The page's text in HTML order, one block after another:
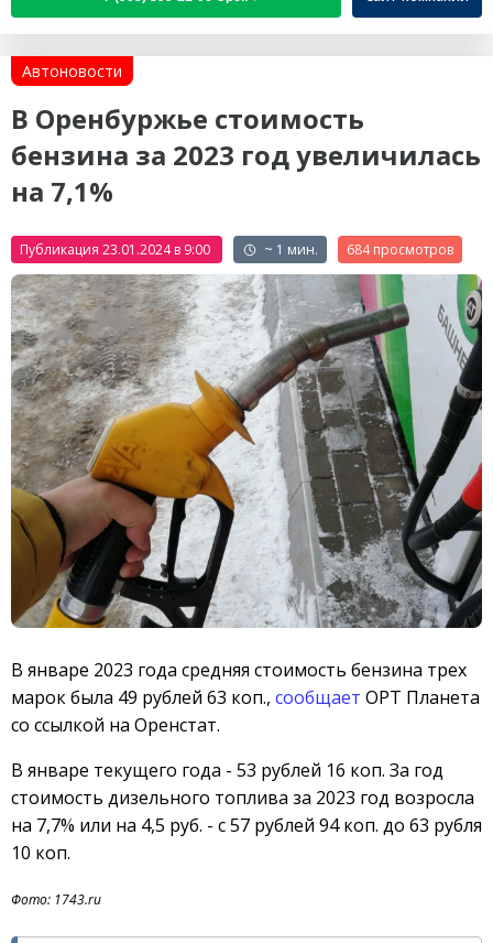
Автоновости
В Оренбуржье стоимость
бензина за 2023 год увеличилась
на 7,1%
Публикация 23.01.2024 в 9:00 ~ 1 мин. 684
В январе 2023 года средняя стоимость бензина трех
марок была 49 рублей 63 коп., сообщает ОРТ Планета
со ссылкой на Оренстат.
В январе текущего года - 53 рублей 16 коп. За год
стоимость дизельного топлива за 2023 год возросла
на 7,7% или на 4,5 руб. - с 57 рублей 94 коп. до 63 рубля
10 коп.
Фото: 1743.ru